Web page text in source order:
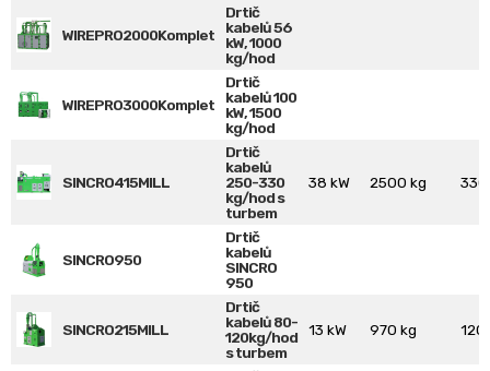
WIREPRO2000Komplet
Drtič
kabelů 56
kW, 1000
kg/hod
WIREPRO3000Komplet
Drtič
kabelů 100
kW, 1500
kg/hod
SINCRO415MILL
Drtič
kabelů
250-330
kg/hod s
turbem
38 kW 2500 kg
SINCRO950
Drtič
kabelů
SINCRO
950
SINCRO215MILL
Drtič
kabelů 80-
120kg/hod
s turbem
13 kW 970 kg